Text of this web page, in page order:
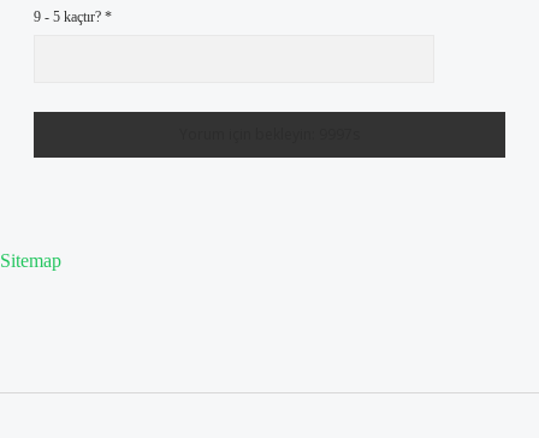
9 - 5 kaçtır? *
Sitemap